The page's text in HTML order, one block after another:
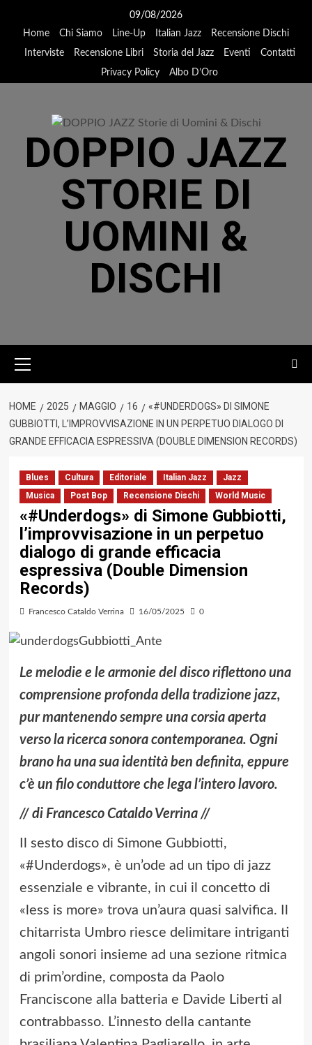
09/08/2026
Home
Chi Siamo Line-Up Italian Jazz
Recensione Dischi
Interviste
Recensione Libri Storia del Jazz Eventi
Contatti
Privacy Policy
Albo D’Oro
DOPPIO JAZZ
STORIE DI
UOMINI &
DISCHI
principale
HOME 2025 MAGGIO 16
«#UNDERDOGS» DI SIMONE
GUBBIOTTI, L’IMPROVVISAZIONE IN UN PERPETUO DIALOGO DI
GRANDE EFFICACIA ESPRESSIVA (DOUBLE DIMENSION RECORDS)
Blues Cultura Editoriale Italian Jazz
Jazz
Musica
Post Bop Recensione Dischi World Music
«#Underdogs» di Simone Gubbiotti,
l’improvvisazione in un perpetuo
dialogo di grande efficacia
espressiva (Double Dimension
Records)
Francesco Cataldo Verrina 16/05/2025 0
Le melodie e le armonie del disco riflettono una
comprensione profonda della tradizione jazz,
pur mantenendo sempre una corsia aperta
verso la ricerca sonora contemporanea. Ogni
brano ha una sua identità ben definita, eppure
c’è un filo conduttore che lega l’intero lavoro.
// di Francesco Cataldo Verrina //
Il sesto disco di Simone Gubbiotti,
«#Underdogs», è un’ode ad un tipo di jazz
essenziale e vibrante, in cui il concetto di
«less is more» trova un’aura quasi salvifica. Il
chitarrista Umbro riesce delimitare intriganti
angoli sonori insieme ad una sezione ritmica
di prim’ordine, composta da Paolo
Franciscone alla batteria e Davide Liberti al
contrabbasso. L’innesto della cantante